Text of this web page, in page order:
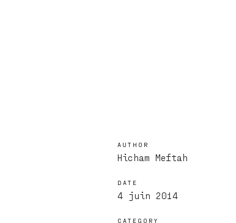
AUTHOR
Hicham Meftah
DATE
4 juin 2014
CATEGORY